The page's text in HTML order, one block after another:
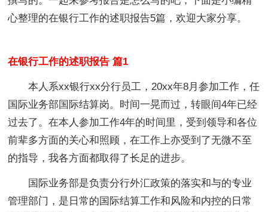
心整理的在银行工作的述职报告5篇，欢迎大家分享。
在银行工作的述职报告 篇1
本人系xx银行xx分行员工，20xx年8月参加工作，任
国际业务部国际结算岗。时间一晃而过，转眼间4年已经
过去了。在本人参加工作4年的时间里，受到领导和各位
前辈多方面的关心和照顾，在工作上亦受到了无微不至
的指导，我各方面都取得了长足的进步。
国际业务部是负责分行外汇政策的落实和与的专业
管理部门，是日常的国际结算工作和风险和内控的日常